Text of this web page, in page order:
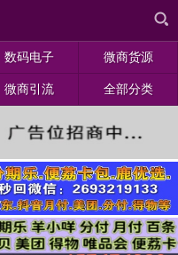
数码电子 微商货源
微商引流 全部分类